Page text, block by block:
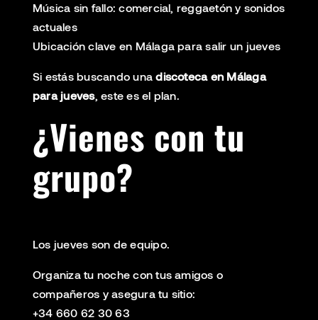
Música sin fallo: comercial, reggaetón y sonidos
actuales
Ubicación clave en Málaga para salir un jueves
Si estás buscando unadiscoteca en Málaga
para jueves, este es el plan.
¿Vienes con tu
grupo?
Los jueves son de equipo.
Organiza tu noche con tus amigos o
compañeros y asegura tu sitio:
+34 660 62 30 63